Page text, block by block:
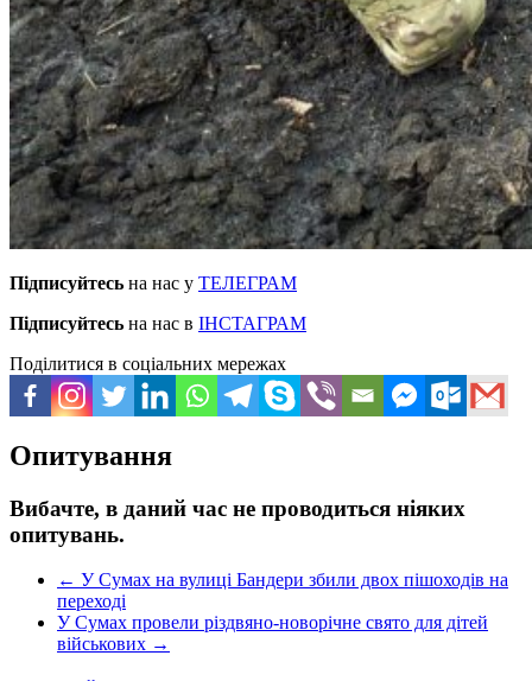
Підписуйтесь на нас у ТЕЛЕГРАМ
Підписуйтесь на нас в ІНСТАГРАМ
Поділитися в соціальних мережах
Опитування
Вибачте, в даний час не проводиться ніяких
опитувань.
← У Сумах на вулиці Бандери збили двох пішоходів на
переході
У Сумах провели різдвяно-новорічне свято для дітей
військових →